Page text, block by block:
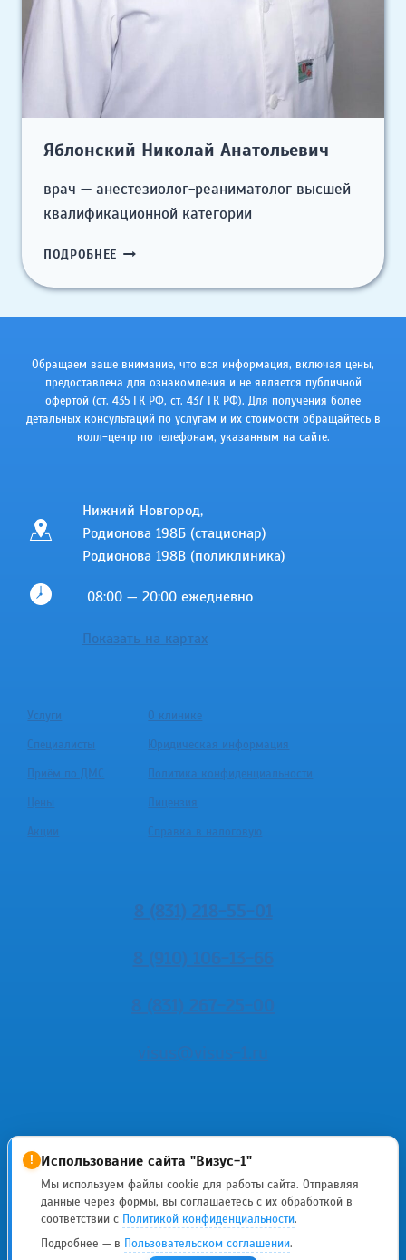
Яблонский Николай Анатольевич
врач — анестезиолог-реаниматолог высшей
квалификационной категории
ПОДРОБНЕЕ ЯБЛОНСКИЙ
АНАТОЛЬЕВИЧ
Обращаем ваше внимание, что вся информация, включая цены,
предоставлена для ознакомления и не является публичной
офертой (ст. 435 ГК РФ, cт. 437 ГК РФ). Для получения более
детальных консультаций по услугам и их стоимости обращайтесь в
колл-центр по телефонам, указанным на сайте.
Нижний Новгород,
Родионова 198Б (стационар)
Родионова 198В (поликлиника)
08:00 — 20:00 ежедневно
Показать на картах
Услуги
О клинике
Специалисты
Юридическая информация
Приём по ДМС
Политика конфиденциальности
Цены
Лицензия
Акции
Справка в налоговую
8 (831) 218-55-01
8 (910) 106-13-66
8 (831) 267-25-00
visus@visus-1.ru
ИМЕЮТСЯ
ПРОТИВОПОКАЗАНИЯ
! Использование сайта "Визус-1"
Мы используем файлы cookie для работы сайта. Отправляя
данные через формы, вы соглашаетесь с их обработкой в
соответствии с Политикой конфиденциальности.
Подробнее — в Пользовательском соглашении.